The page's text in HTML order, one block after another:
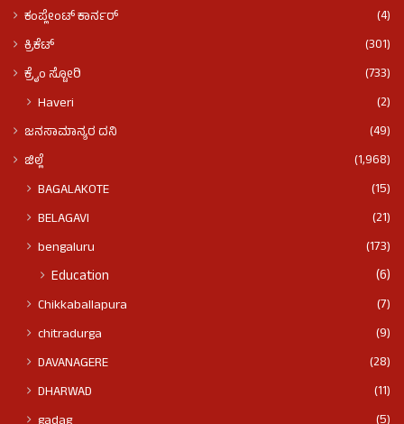
ಕಂಪ್ಲೇಂಟ್ ಕಾರ್ನರ್
(4)
ಕ್ರಿಕೆಟ್
(301)
ಕ್ರೈಂ ಸ್ಟೋರಿ
(733)
Haveri (2)
ಜನಸಾಮಾನ್ಯರ ದನಿ
(49)
ಜಿಲ್ಲೆ
(1,968)
BAGALAKOTE
(15)
BELAGAVI
(21)
bengaluru
(173)
Education (6)
Chikkaballapura
(7)
chitradurga
(9)
DAVANAGERE
(28)
DHARWAD
(11)